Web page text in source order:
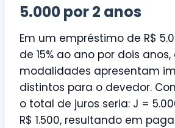
5.000 por 2 anos
Em um empréstimo de R$
de 15% ao ano por dois anos,
modalidades apresentam
distintos para o devedor.
o total de juros seria: J =
R$ 1.500, resultando em